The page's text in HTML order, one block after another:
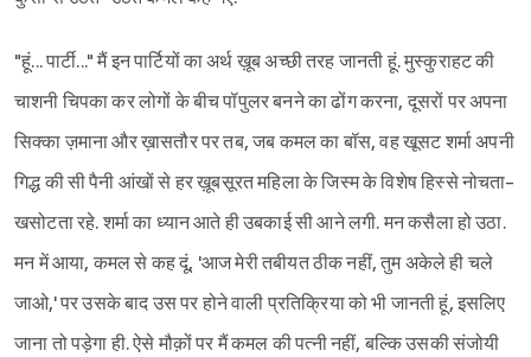
"हूं... पार्टी..." मैं इन पार्टियों का अर्थ ख़ूब अच्छी तरह जानती हूं. मुस्कुराहट की
चाशनी चिपका कर लोगों के बीच पॉपुलर बनने का ढोंग करना, दूसरों पर अपना
सिक्का ज़माना और ख़ासतौर पर तब, जब कमल का बॉस, वह खूसट शर्मा अपनी
गिद्ध की सी पैनी आंखों से हर ख़ूबसूरत महिला के जिस्म के विशेष‌ हिस्से नोचता-
खसोटता रहे. शर्मा का ध्यान आते ही उबकाई सी आने लगी. मन कसैला हो उठा.
मन में आया, कमल से कह दूं, 'आज मेरी तबीयत ठीक नहीं, तुम अकेले ही चले
जाओ,' पर उसके बाद उस पर होने वाली प्रतिक्रिया को भी जानती हूं, इसलिए
जाना तो पड़ेगा ही. ऐसे मौक़ों पर मैं कमल की पत्नी नहीं, बल्कि उसकी संजोयी